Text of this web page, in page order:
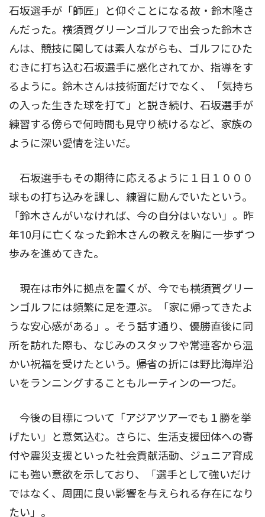
石坂選手が「師匠」と仰ぐことになる故・鈴木隆さ
んだった。横須賀グリーンゴルフで出会った鈴木さ
んは、競技に関しては素人ながらも、ゴルフにひた
むきに打ち込む石坂選手に感化されてか、指導をす
るように。鈴木さんは技術面だけでなく、「気持ち
の入った生きた球を打て」と説き続け、石坂選手が
練習する傍らで何時間も見守り続けるなど、家族の
ように深い愛情を注いだ。
石坂選手もその期待に応えるように１日１０００
球もの打ち込みを課し、練習に励んでいたという。
「鈴木さんがいなければ、今の自分はいない」。昨
年10月に亡くなった鈴木さんの教えを胸に一歩ずつ
歩みを進めてきた。
現在は市外に拠点を置くが、今でも横須賀グリー
ンゴルフには頻繁に足を運ぶ。「家に帰ってきたよ
うな安心感がある」。そう話す通り、優勝直後に同
所を訪れた際も、なじみのスタッフや常連客から温
かい祝福を受けたという。帰省の折には野比海岸沿
いをランニングすることもルーティンの一つだ。
今後の目標について「アジアツアーでも１勝を挙
げたい」と意気込む。さらに、生活支援団体への寄
付や震災支援といった社会貢献活動、ジュニア育成
にも強い意欲を示しており、「選手として強いだけ
ではなく、周囲に良い影響を与えられる存在になり
たい」。